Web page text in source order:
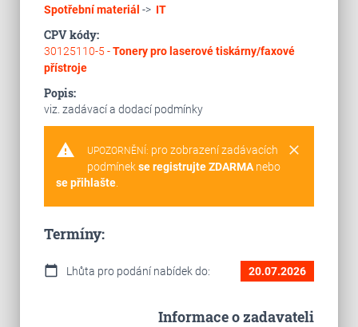
Spotřební materiál -> IT
CPV kódy:
30125110-5 -Tonery pro laserové tiskárny/faxové
přístroje
Popis:
viz. zadávací a dodací podmínky
warning clear
UPOZORNĚNÍ: pro zobrazení zadávacích
podmínekse registrujte ZDARMAnebo
se přihlašte.
Termíny:
calendar_today Lhůta pro podání nabídek do: 20.07.2026
Informace o zadavateli